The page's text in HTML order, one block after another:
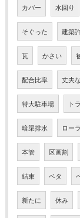
カバー 水回り
そぐった 建築
瓦 かさい
配合比率 丈夫
特大駐車場 ト
暗渠排水 ロー
本管 区画割
結束 ベタ
新たに 休み